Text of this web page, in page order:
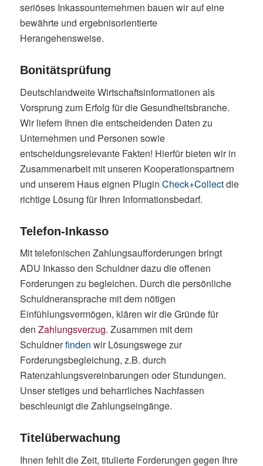
seriöses Inkassounternehmen bauen wir auf eine
bewährte und ergebnisorientierte
Herangehensweise.
Bonitätsprüfung
Deutschlandweite Wirtschaftsinformationen als
Vorsprung zum Erfolg für die Gesundheitsbranche.
Wir liefern Ihnen die entscheidenden Daten zu
Unternehmen und Personen sowie
entscheidungsrelevante Fakten! Hierfür bieten wir in
Zusammenarbeit mit unseren Kooperationspartnern
und unserem Haus eignen Plugin Check+Collectdie
richtige Lösung für Ihren Informationsbedarf.
Telefon-Inkasso
Mit telefonischen Zahlungsaufforderungen bringt
ADU Inkasso den Schuldner dazu die offenen
Forderungen zu begleichen. Durch die persönliche
Schuldneransprache mit dem nötigen
Einfühlungsvermögen, klären wir die Gründe für
den Zahlungsverzug. Zusammen mit dem
Schuldnerfinden wir Lösungswege zur
Forderungsbegleichung, z.B. durch
Ratenzahlungsvereinbarungen oder Stundungen.
Unser stetiges und beharrliches Nachfassen
beschleunigt die Zahlungseingänge.
Titelüberwachung
Ihnen fehlt die Zeit, titulierte Forderungen gegen Ihre